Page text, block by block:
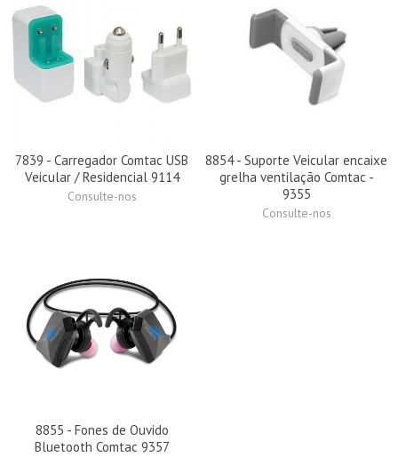
7839 - Carregador Comtac USB
Veicular / Residencial 9114
Consulte-nos
8854 - Suporte Veicular encaixe
grelha ventilação Comtac -
9355
Consulte-nos
8855 - Fones de Ouvido
Bluetooth Comtac 9357